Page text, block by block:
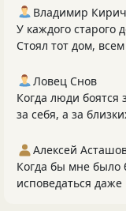
Владимир
У каждого старого
Стоял тот дом,
Ловец Снов
Когда люди боятся
за себя, а за
Алексей
Когда бы мне было
исповедаться